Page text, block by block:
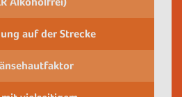
auf der Strecke